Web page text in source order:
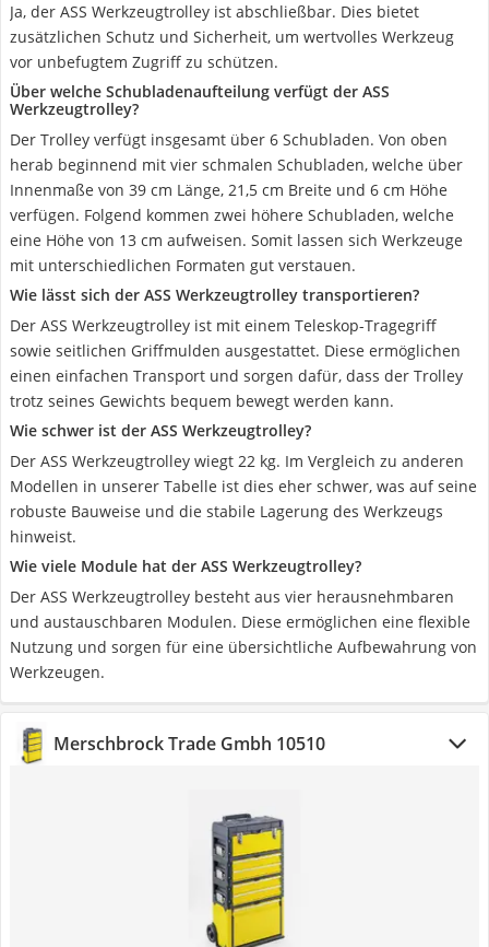
Ja, der ASS Werkzeugtrolley ist abschließbar. Dies bietet
zusätzlichen Schutz und Sicherheit, um wertvolles Werkzeug
vor unbefugtem Zugriff zu schützen.
Über welche Schubladenaufteilung verfügt der ASS
Werkzeugtrolley?
Der Trolley verfügt insgesamt über 6 Schubladen. Von oben
herab beginnend mit vier schmalen Schubladen, welche über
Innenmaße von 39 cm Länge, 21,5 cm Breite und 6 cm Höhe
verfügen. Folgend kommen zwei höhere Schubladen, welche
eine Höhe von 13 cm aufweisen. Somit lassen sich Werkzeuge
mit unterschiedlichen Formaten gut verstauen.
Wie lässt sich der ASS Werkzeugtrolley transportieren?
Der ASS Werkzeugtrolley ist mit einem Teleskop-Tragegriff
sowie seitlichen Griffmulden ausgestattet. Diese ermöglichen
einen einfachen Transport und sorgen dafür, dass der Trolley
trotz seines Gewichts bequem bewegt werden kann.
Wie schwer ist der ASS Werkzeugtrolley?
Der ASS Werkzeugtrolley wiegt 22 kg. Im Vergleich zu anderen
Modellen in unserer Tabelle ist dies eher schwer, was auf seine
robuste Bauweise und die stabile Lagerung des Werkzeugs
hinweist.
Wie viele Module hat der ASS Werkzeugtrolley?
Der ASS Werkzeugtrolley besteht aus vier herausnehmbaren
und austauschbaren Modulen. Diese ermöglichen eine flexible
Nutzung und sorgen für eine übersichtliche Aufbewahrung von
Werkzeugen.
Merschbrock Trade Gmbh 10510